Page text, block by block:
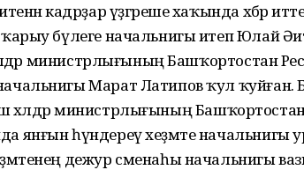
кадрҙар үҙгәреше хаҡында хәбәр
бүлеге начальнигы итеп Юлай Әитов
хәлдәр министрлығының Башҡортостан
Марат Латипов ҡул ҡуйған.
тыш хәлдәр министрлығының
янғын һүндереү хеҙмәте начальнигы
дежур сменаһы начальнигы